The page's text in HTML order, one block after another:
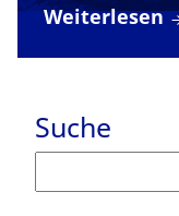
Weiterlesen
Suche
nach: